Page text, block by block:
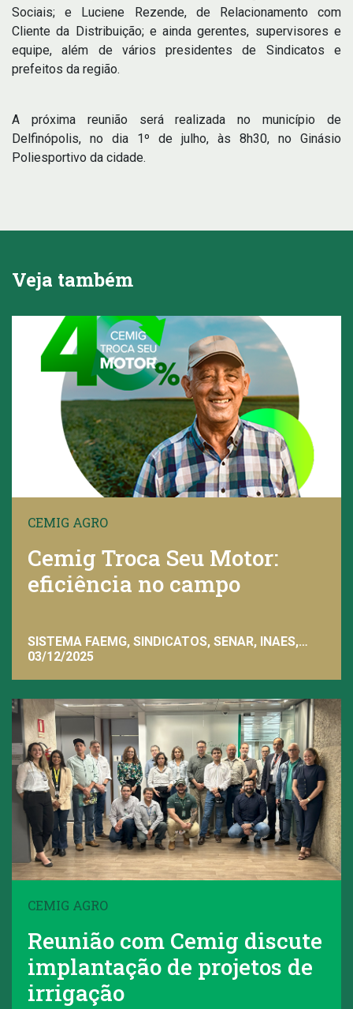
Sociais; e Luciene Rezende, de Relacionamento com
Cliente da Distribuição; e ainda gerentes, supervisores e
equipe, além de vários presidentes de Sindicatos e
prefeitos da região.
A próxima reunião será realizada no município de
Delfinópolis, no dia 1º de julho, às 8h30, no Ginásio
Poliesportivo da cidade.
Veja também
CEMIG AGRO
Cemig Troca Seu Motor:
eficiência no campo
SISTEMA FAEMG, SINDICATOS, SENAR, INAES,
FAEMG
03/12/2025
CEMIG AGRO
Reunião com Cemig discute
implantação de projetos de
irrigação